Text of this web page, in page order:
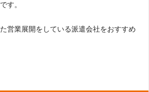
す。
営業展開をしている派遣会社をおすすめ